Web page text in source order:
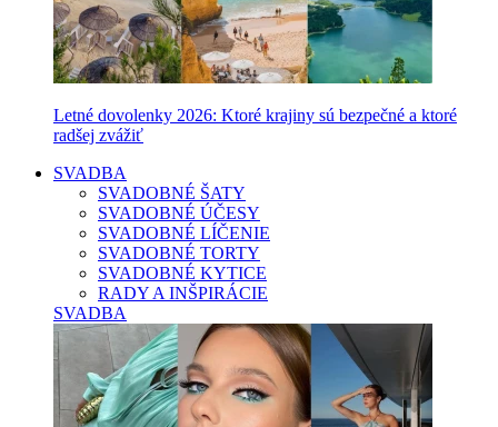
Letné dovolenky 2026: Ktoré krajiny sú bezpečné a ktoré
radšej zvážiť
SVADBA
SVADOBNÉ ŠATY
SVADOBNÉ ÚČESY
SVADOBNÉ LÍČENIE
SVADOBNÉ TORTY
SVADOBNÉ KYTICE
RADY A INŠPIRÁCIE
SVADBA